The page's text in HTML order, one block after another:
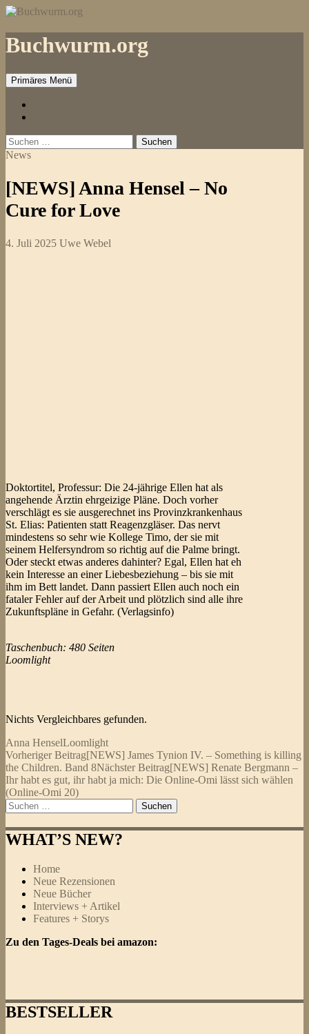
Zum
springen
Buchwurm.org
Primäres Menü
Suchen
nach:
News
[NEWS] Anna Hensel – No
Cure for Love
4. Juli 2025 Uwe Webel
Doktortitel, Professur: Die 24-jährige Ellen hat als
angehende Ärztin ehrgeizige Pläne. Doch vorher
verschlägt es sie ausgerechnet ins Provinzkrankenhaus
St. Elias: Patienten statt Reagenzgläser. Das nervt
mindestens so sehr wie Kollege Timo, der sie mit
seinem Helfersyndrom so richtig auf die Palme bringt.
Oder steckt etwas anderes dahinter? Egal, Ellen hat eh
kein Interesse an einer Liebesbeziehung – bis sie mit
ihm im Bett landet. Dann passiert Ellen auch noch ein
fataler Fehler auf der Arbeit und plötzlich sind alle ihre
Zukunftspläne in Gefahr. (Verlagsinfo)
Taschenbuch: 480 Seiten
Loomlight
Nichts Vergleichbares gefunden.
Anna HenselLoomlight
Beitragsnavigation
Vorheriger Beitrag[NEWS] James Tynion IV. – Something is killing
the Children. Band 8Nächster Beitrag[NEWS] Renate Bergmann –
Ihr habt es gut, ihr habt ja mich: Die Online-Omi lässt sich wählen
(Online-Omi 20)
Suchen
nach:
WHAT’S NEW?
Home
Neue Rezensionen
Neue Bücher
Interviews + Artikel
Features + Storys
Zu den Tages-Deals bei amazon:
BESTSELLER